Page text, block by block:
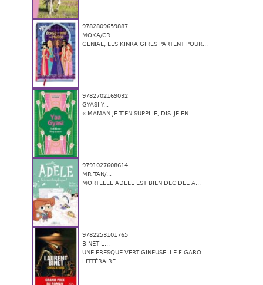
9782809659887
MOKA/CR...
GÉNIAL, LES KINRA GIRLS PARTENT POUR...
9782702169032
GYASI Y...
« MAMAN JE T’EN SUPPLIE, DIS-JE EN...
9791027608614
MR TAN/...
MORTELLE ADÈLE EST BIEN DÉCIDÉE À...
9782253101765
BINET L...
UNE FRESQUE VERTIGINEUSE. LE FIGARO
LITTÉRAIRE....